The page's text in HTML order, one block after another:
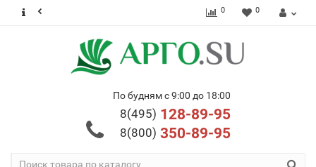
0 0
По будням с 9:00 до 18:00
8(495) 128-89-95
8(800) 350-89-95